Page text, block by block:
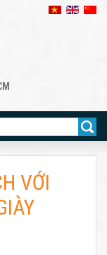
VỚI